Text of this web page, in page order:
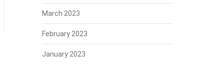
March 2023
February 2023
January 2023